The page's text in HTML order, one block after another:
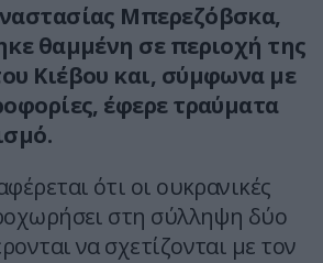
Μπερεζόβσκα,
θαμμένη σε περιοχή της
Κιέβου και, σύμφωνα με
έφερε τραύματα
ότι οι ουκρανικές
στη σύλληψη δύο
να σχετίζονται με τον